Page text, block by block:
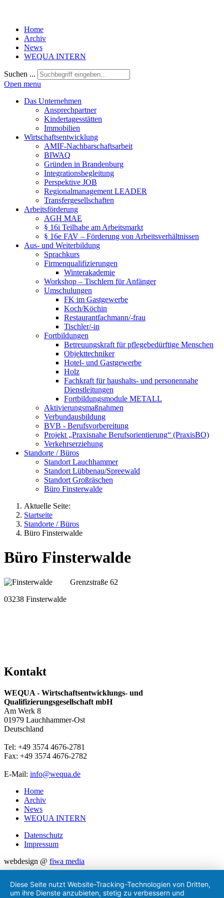
Home
Archiv
News
WEQUA INTERN
Suchen ...
Open menu
Das Unternehmen
Ansprechpartner
Kindertagesstätten
Immobilien
Wirtschaftsentwicklung
AMIF-Nachbarschaftsarbeit
BIWAQ
Gründen in Brandenburg
Integrationsbegleitung
Perspektive JOB
Regionalmanagement LEADER
Transfergesellschaften
Arbeitsförderung
AGH MAE
§ 16i Teilhabe am Arbeitsmarkt
§ 16e FAV – Förderung von Arbeitsverhältnissen
Aus- und Weiterbildung
Sprachkurs
Firmenqualifizierungen
Winterakademie
Workshop – Tischlern für Anfänger
Umschulungen
FK im Gastgewerbe
Koch/Köchin
Restaurantfachmann/-frau
Tischler/-in
Fortbildungen
Betreuungskraft für pflegebedürftige Menschen
Objekttechniker
Hotel- und Gastgewerbe
Holz
Fachkraft für haushalts- und personennahe
Dienstleitungen
Fortbildungsmodule METALL
Aktivierungsmaßnahmen
Verbundausbildung
BVB - Berufsvorbereitung
Projekt „Praxisnahe Berufsorientierung“ (PraxisBO)
Verkehrserziehung
Standorte / Büros
Standort Lauchhammer
Standort Lübbenau/Spreewald
Standort Großräschen
Büro Finsterwalde
Aktuelle Seite:
Startseite
Standorte / Büros
Büro Finsterwalde
Büro Finsterwalde
Grenzstraße 62
03238 Finsterwalde
Kontakt
WEQUA - Wirtschaftsentwicklungs- und
Qualifizierungsgesellschaft mbH
Am Werk 8
01979 Lauchhammer-Ost
Deutschland
Tel: +49 3574 4676-2781
Fax: +49 3574 4676-2782
E-Mail: info@wequa.de
Home
Archiv
News
WEQUA INTERN
Datenschutz
Impressum
webdesign @ fiwa media
Diese Seite nutzt Website-Tracking-Technologien von Dritten,
um ihre Dienste anzubieten, stetig zu verbessern und